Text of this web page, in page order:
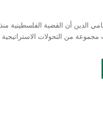
الدين أن القضية الفلسطينية منذ
من التحولات الاستراتيجية